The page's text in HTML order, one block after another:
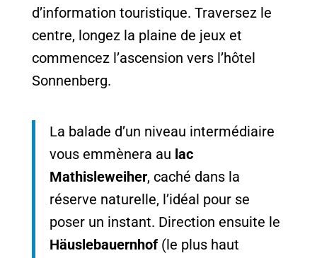
d’information touristique. Traversez le
centre, longez la plaine de jeux et
commencez l’ascension vers l’hôtel
Sonnenberg.
La balade d’un niveau intermédiaire
vous emmènera au lac
Mathisleweiher, caché dans la
réserve naturelle, l’idéal pour se
poser un instant. Direction ensuite le
Häuslebauernhof(le plus haut